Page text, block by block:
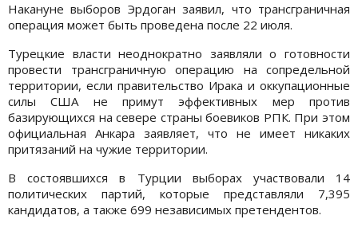
Накануне выборов Эрдоган заявил, что трансграничная
операция может быть проведена после 22 июля.
Турецкие власти неоднократно заявляли о готовности
провести трансграничную операцию на сопредельной
территории, если правительство Ирака и оккупационные
силы США не примут эффективных мер против
базирующихся на севере страны боевиков РПК. При этом
официальная Анкара заявляет, что не имеет никаких
притязаний на чужие территории.
В состоявшихся в Турции выборах участвовали 14
политических партий, которые представляли 7,395
кандидатов, а также 699 независимых претендентов.